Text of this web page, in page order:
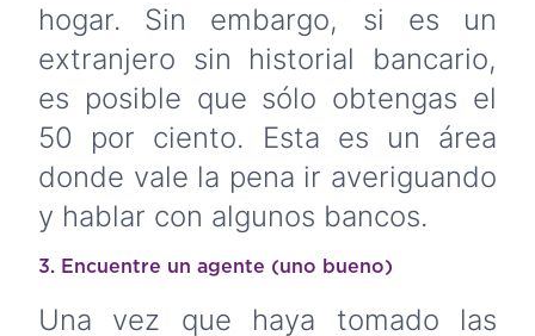
hogar. Sin embargo, si es un
extranjero sin historial bancario,
es posible que sólo obtengas el
50 por ciento. Esta es un área
donde vale la pena ir averiguando
y hablar con algunos bancos.
3. Encuentre un agente (uno bueno)
Una vez que haya tomado las